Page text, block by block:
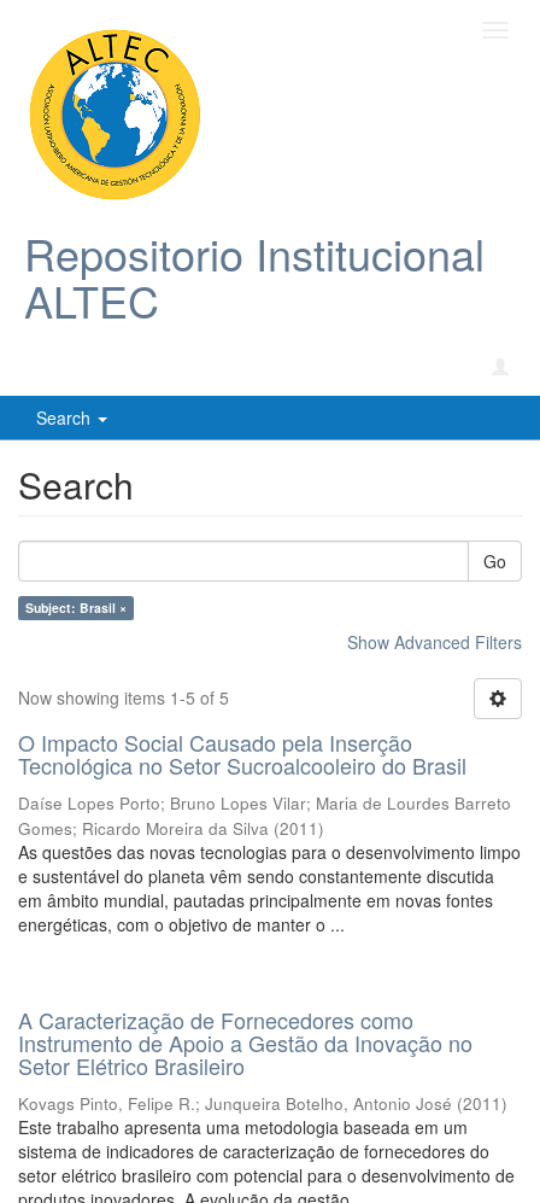
Repositorio Institucional
ALTEC
Search
Search
Go
Subject: Brasil ×
Show Advanced Filters
Now showing items 1-5 of 5
O Impacto Social Causado pela Inserção
Tecnológica no Setor Sucroalcooleiro do Brasil
Daíse Lopes Porto; Bruno Lopes Vilar; Maria de Lourdes Barreto
Gomes; Ricardo Moreira da Silva (2011)
As questões das novas tecnologias para o desenvolvimento limpo
e sustentável do planeta vêm sendo constantemente discutida
em âmbito mundial, pautadas principalmente em novas fontes
energéticas, com o objetivo de manter o ...
A Caracterização de Fornecedores como
Instrumento de Apoio a Gestão da Inovação no
Setor Elétrico Brasileiro
Kovags Pinto, Felipe R.; Junqueira Botelho, Antonio José (2011)
Este trabalho apresenta uma metodologia baseada em um
sistema de indicadores de caracterização de fornecedores do
setor elétrico brasileiro com potencial para o desenvolvimento de